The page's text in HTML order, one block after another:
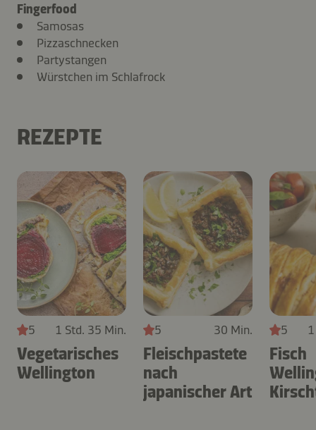
Fingerfood
Samosas
Pizzaschnecken
Partystangen
Würstchen im Schlafrock
REZEPTE
5 1 Std. 35 Min.
Vegetarisches
Wellington
5 30 Min.
Fleischpastete
nach
japanischer Art
5
Fisch